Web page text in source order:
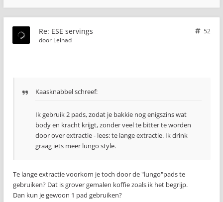
Re: ESE servings
52
door Leinad
Kaasknabbel schreef:
Ik gebruik 2 pads, zodat je bakkie nog enigszins wat
body en kracht krijgt, zonder veel te bitter te worden
door over extractie - lees: te lange extractie. Ik drink
graag iets meer lungo style.
Te lange extractie voorkom je toch door de "lungo"pads te
gebruiken? Dat is grover gemalen koffie zoals ik het begrijp.
Dan kun je gewoon 1 pad gebruiken?